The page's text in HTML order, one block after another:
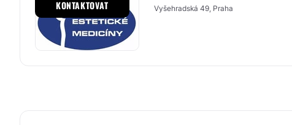
Vyšehradská 49, Praha
KONTAKTOVAT